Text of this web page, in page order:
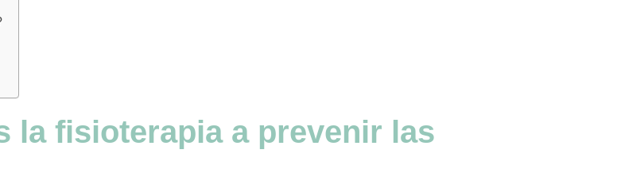
la fisioterapia a prevenir las